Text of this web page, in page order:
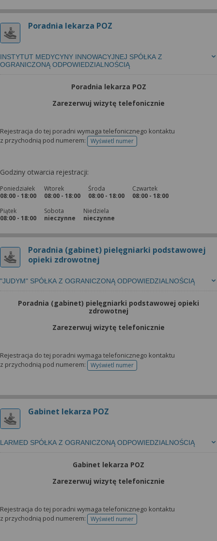
Poradnia lekarza POZ
INSTYTUT MEDYCYNY INNOWACYJNEJ SPÓŁKA Z
OGRANICZONĄ ODPOWIEDZIALNOŚCIĄ
Poradnia lekarza POZ
Zarezerwuj wizytę telefonicznie
Rejestracja do tej poradni wymaga telefonicznego kontaktu
z przychodnią pod numerem:
Wyświetl numertelefonu do rejestracji
Godziny otwarcia rejestracji:
Poniedziałek
08:00 - 18:00
Wtorek
08:00 - 18:00
Środa
08:00 - 18:00
Czwartek
08:00 - 18:00
Piątek
08:00 - 18:00
Sobota
nieczynne
Niedziela
nieczynne
Poradnia (gabinet) pielęgniarki podstawowej
opieki zdrowotnej
"JUDYM" SPÓŁKA Z OGRANICZONĄ ODPOWIEDZIALNOŚCIĄ
Poradnia (gabinet) pielęgniarki podstawowej opieki
zdrowotnej
Zarezerwuj wizytę telefonicznie
Rejestracja do tej poradni wymaga telefonicznego kontaktu
z przychodnią pod numerem:
Wyświetl numertelefonu do rejestracji
Gabinet lekarza POZ
LARMED SPÓŁKA Z OGRANICZONĄ ODPOWIEDZIALNOŚCIĄ
Gabinet lekarza POZ
Zarezerwuj wizytę telefonicznie
Rejestracja do tej poradni wymaga telefonicznego kontaktu
z przychodnią pod numerem:
Wyświetl numertelefonu do rejestracji